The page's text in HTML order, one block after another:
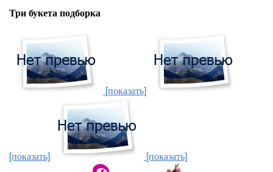
Три букета подборка
[показать]
[показать] [показать]